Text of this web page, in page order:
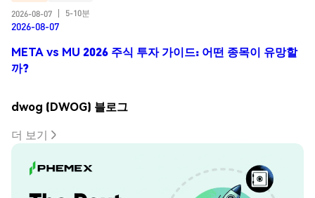
2026-08-07
5-10분
2026-08-07
META vs MU 2026 주식 투자 가이드: 어떤 종목이 유망할
까?
dwog (DWOG) 블로그
더 보기